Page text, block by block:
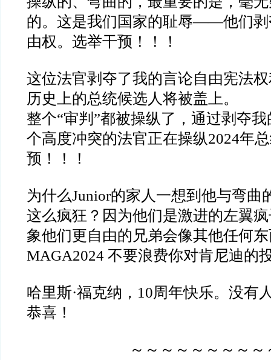
的。这是我们国家的耻辱——他们剥
由权。选举干预！！！
这位法官剥夺了我的言论自由宪法
历史上的总统候选人将被盖上。
整个“审判”都被操纵了，通过剥夺
个高度冲突的法官正在操纵2024年
预！！！
为什么Junior的家人一想到他与弯曲
这么疯狂？因为他们是激进的左翼
象他们更自由的兄弟会像其他任何东
MAGA2024 不要浪费你对肯尼迪的
哈里斯·福克纳，10周年快乐。没有
恭喜！
～～～～～～～～～